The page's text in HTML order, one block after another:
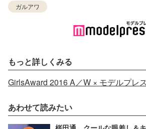
ガルアワ
もっと詳しくみる
GirlsAward 2016 A／W × モデルプレ
あわせて読みたい